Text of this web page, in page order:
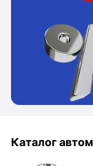
Каталог